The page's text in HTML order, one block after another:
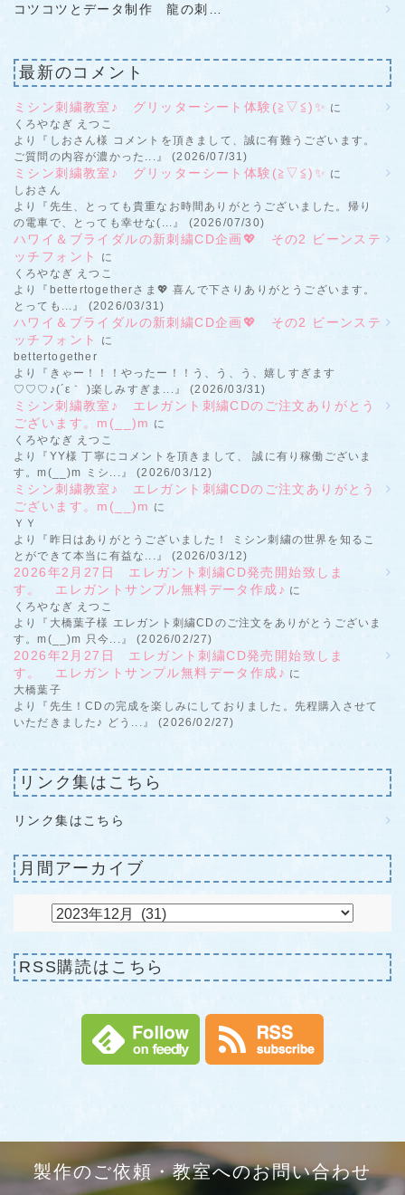
コツコツとデータ制作 龍の刺…
最新のコメント
ミシン刺繍教室♪ グリッターシート体験(≧▽≦)✨ に
くろやなぎ えつこ
より『しおさん様 コメントを頂きまして、誠に有難うございます。
ご質問の内容が濃かった...』 (2026/07/31)
ミシン刺繍教室♪ グリッターシート体験(≧▽≦)✨ に
しおさん
より『先生、とっても貴重なお時間ありがとうございました。帰り
の電車で、とっても幸せな(...』 (2026/07/30)
ハワイ＆ブライダルの新刺繍CD企画💖 その2 ビーンステ
ッチフォント
に
くろやなぎ えつこ
より『bettertogetherさま💖 喜んで下さりありがとうございます。
とっても...』 (2026/03/31)
ハワイ＆ブライダルの新刺繍CD企画💖 その2 ビーンステ
ッチフォント
に
bettertogether
より『きゃー！！！やったー！！う、う、う、嬉しすぎます
♡♡♡♪(´ε｀ )楽しみすぎま...』 (2026/03/31)
ミシン刺繍教室♪ エレガント刺繍CDのご注文ありがとう
ございます。m(__)m に
くろやなぎ えつこ
より『YY様 丁寧にコメントを頂きまして、 誠に有り稼働ございま
す。m(__)m ミシ...』 (2026/03/12)
ミシン刺繍教室♪ エレガント刺繍CDのご注文ありがとう
ございます。m(__)m に
ＹＹ
より『昨日はありがとうございました！ ミシン刺繍の世界を知るこ
とができて本当に有益な...』 (2026/03/12)
2026年2月27日 エレガント刺繍CD発売開始致しま
す。 エレガントサンプル無料データ作成♪ に
くろやなぎ えつこ
より『大橋葉子様 エレガント刺繍CDのご注文をありがとうございま
す。m(__)m 只今...』 (2026/02/27)
2026年2月27日 エレガント刺繍CD発売開始致しま
す。 エレガントサンプル無料データ作成♪ に
大橋葉子
より『先生！CDの完成を楽しみにしておりました。先程購入させて
いただきました♪ どう...』 (2026/02/27)
リンク集はこちら
リンク集はこちら
月間アーカイブ
RSS購読はこちら
製作のご依頼・教室へのお問い合わせ